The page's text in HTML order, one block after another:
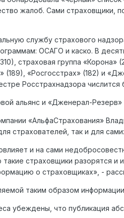
жалоб. Сами страховщики,
службу страхового
ОСАГО и каско. В
страховая группа
(189), «Росгосстрах» (182) и
Росстрахнадзора числится
альянс и «Дженерал-
«АльфаСтрахования»
страхователей, так и для
и на сами
страховщики разорятся
о страховщиках», -
таким образом
убеждены, что публикация